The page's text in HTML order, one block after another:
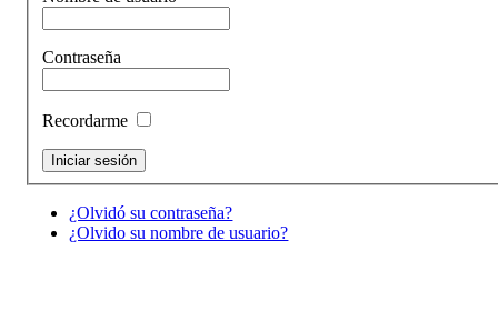
Contraseña
Recordarme
¿Olvidó su contraseña?
¿Olvido su nombre de usuario?